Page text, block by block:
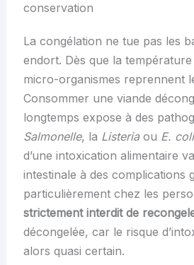
conservation
La congélation ne tue pas les
endort. Dès que la
micro-organismes reprennent
Consommer une viande
longtemps expose à des
Salmonelle, la Listeriaou E. coli
d’une intoxication alimentaire
intestinale à des complications
particulièrement chez les
strictement interdit de
décongelée, car le risque
alors quasi certain.